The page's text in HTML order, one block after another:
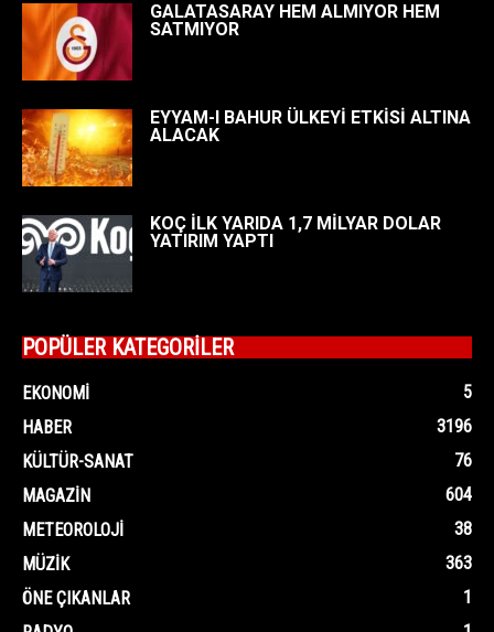
GALATASARAY HEM ALMIYOR HEM
SATMIYOR
EYYAM-I BAHUR ÜLKEYİ ETKİSİ ALTINA
ALACAK
KOÇ İLK YARIDA 1,7 MİLYAR DOLAR
YATIRIM YAPTI
POPÜLER KATEGORİLER
EKONOMI
5
HABER
3196
KÜLTÜR-SANAT
76
MAGAZIN
604
METEOROLOJI
38
MÜZIK
363
ÖNE ÇIKANLAR
1